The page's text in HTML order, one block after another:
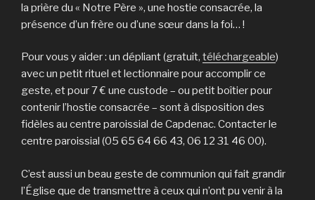
la prière du « Notre Père », une hostie consacrée, la
présence d’un frère ou d’une sœur dans la foi… !
Pour vous y aider : un dépliant (gratuit, téléchargeable)
avec un petit rituel et lectionnaire pour accomplir ce
geste, et pour 7 € une custode – ou petit boîtier pour
contenir l’hostie consacrée – sont à disposition des
fidèles au centre paroissial de Capdenac. Contacter le
centre paroissial (05 65 64 66 43, 06 12 31 46 00).
C’est aussi un beau geste de communion qui fait grandir
l’Église que de transmettre à ceux qui n’ont pu venir à la